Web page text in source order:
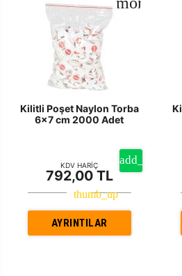
Kilitli Poşet Naylon Torba
6x7 cm 2000 Adet
KDV HARİÇ
792,00 TL
AYRINTILAR